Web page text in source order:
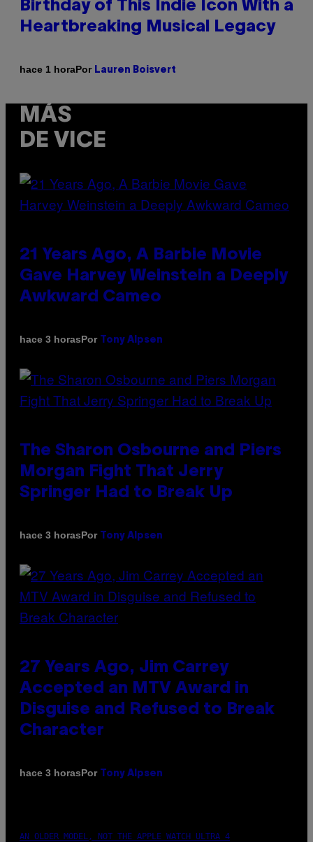
Birthday of This Indie Icon With a
Heartbreaking Musical Legacy
hace 1 horaPor Lauren Boisvert
MÁS
DE VICE
21 Years Ago, A Barbie Movie
Gave Harvey Weinstein a Deeply
Awkward Cameo
hace 3 horasPor Tony Alpsen
The Sharon Osbourne and Piers
Morgan Fight That Jerry
Springer Had to Break Up
hace 3 horasPor Tony Alpsen
27 Years Ago, Jim Carrey
Accepted an MTV Award in
Disguise and Refused to Break
Character
hace 3 horasPor Tony Alpsen
AN OLDER MODEL, NOT THE APPLE WATCH ULTRA 4